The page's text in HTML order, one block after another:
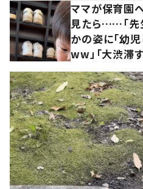
ママが保育園
見たら……「先
かの姿に「幼
ww」「大渋滞